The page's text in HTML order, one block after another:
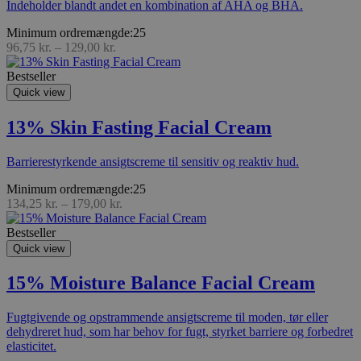
Indeholder blandt andet en kombination af AHA og BHA.
Minimum ordremængde:25
96,75 kr. – 129,00 kr.
Bestseller
Quick view
13% Skin Fasting Facial Cream
Barrierestyrkende ansigtscreme til sensitiv og reaktiv hud.
Minimum ordremængde:25
134,25 kr. – 179,00 kr.
Bestseller
Quick view
15% Moisture Balance Facial Cream
Fugtgivende og opstrammende ansigtscreme til moden, tør eller
dehydreret hud, som har behov for fugt, styrket barriere og forbedret
elasticitet.